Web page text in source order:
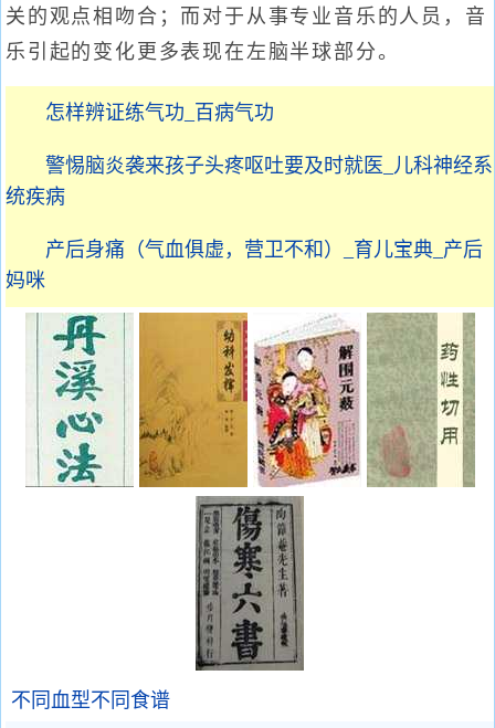
关的观点相吻合；而对于从事专业音乐的人员，音
乐引起的变化更多表现在左脑半球部分。
怎样辨证练气功_百病气功
警惕脑炎袭来孩子头疼呕吐要及时就医_儿科神经系
统疾病
产后身痛（气血俱虚，营卫不和）_育儿宝典_产后
妈咪
不同血型不同食谱